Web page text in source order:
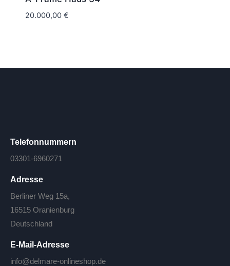
20.000,00 €
Telefonnummern
03301-6960271
Adresse
Berliner Weg 15a,
16515 Oranienburg
Deutschland
E-Mail-Adresse
info@delmare-onlineshop.de